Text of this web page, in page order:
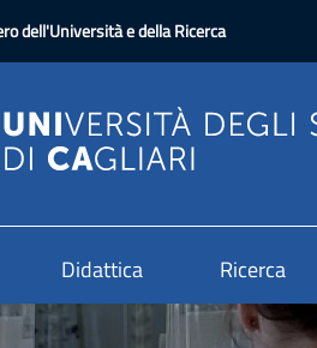
dell'Università e della Ricerca
Didattica Ricerca